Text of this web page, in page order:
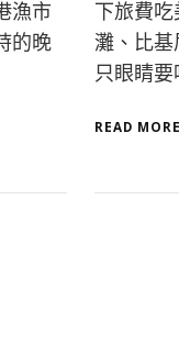
漁市
的晚
下旅費
灘、比基
只眼睛
READ MORE